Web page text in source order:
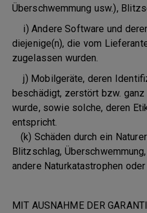
Überschwemmung usw.),
i) Andere Software und
diejenige(n), die vom
zugelassen wurden.
j) Mobilgeräte, deren
beschädigt, zerstört bzw.
wurde, sowie solche, deren
entspricht.
(k) Schäden durch ein
Blitzschlag,
andere Naturkatastrophen
MIT AUSNAHME DER